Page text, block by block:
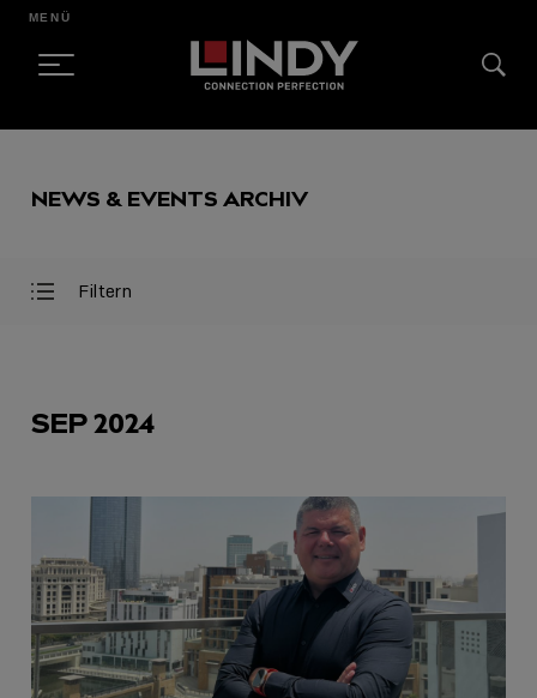
CONTENT
MENÜ
NEWS & EVENTS ARCHIV
Filter
Filter
Filtern
AUSGEWÄHLT
SEP 2024